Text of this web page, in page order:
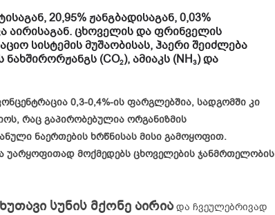
20,95% ჟანგბადისაგან, 0,03%
აირისაგან. ცხოველის და ფრინველის
სისტემის მუშაობისას, ჰაერი შეიძლება
ნახშირორჟანგს (CO2), ამიაკს (NH3) და
0,3-0,4%-ის ფარგლებშია, სადგომში კი
რაც გაპირობებულია ორგანიზმის
ნაერთების ხრწნისას მისი გამოყოფით.
უარყოფითად მოქმედებს ცხოველების ჯანმრთელობის
სუნის მქონე აირიადა ჩვეულებრივად